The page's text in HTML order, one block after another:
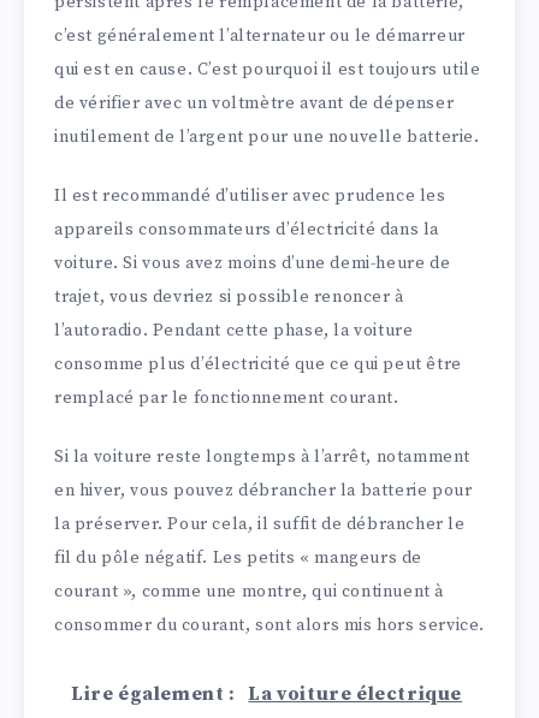
c’est généralement l’alternateur ou le démarreur
qui est en cause. C’est pourquoi il est toujours utile
de vérifier avec un voltmètre avant de dépenser
inutilement de l’argent pour une nouvelle batterie.
Il est recommandé d’utiliser avec prudence les
appareils consommateurs d’électricité dans la
voiture. Si vous avez moins d’une demi-heure de
trajet, vous devriez si possible renoncer à
l’autoradio. Pendant cette phase, la voiture
consomme plus d’électricité que ce qui peut être
remplacé par le fonctionnement courant.
Si la voiture reste longtemps à l’arrêt, notamment
en hiver, vous pouvez débrancher la batterie pour
la préserver. Pour cela, il suffit de débrancher le
fil du pôle négatif. Les petits « mangeurs de
courant », comme une montre, qui continuent à
consommer du courant, sont alors mis hors service.
Lire également :
La voiture électrique